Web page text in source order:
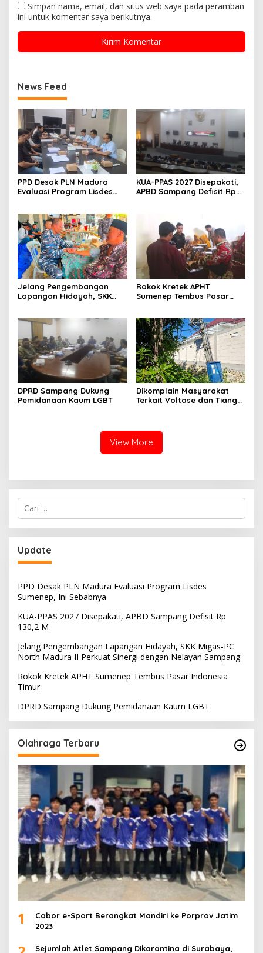
Simpan nama, email, dan situs web saya pada peramban
ini untuk komentar saya berikutnya.
News Feed
PPD Desak PLN Madura
Evaluasi Program Lisdes
KUA-PPAS 2027 Disepakati,
APBD Sampang Defisit Rp
Jelang Pengembangan
Lapangan Hidayah, SKK
Nelayan Sampang
Rokok Kretek APHT
Sumenep Tembus Pasar
DPRD Sampang Dukung
Pemidanaan Kaum LGBT
Dikomplain Masyarakat
Terkait Voltase dan Tiang
View More
Cari
untuk:
Update
PPD Desak PLN Madura Evaluasi Program Lisdes
Sumenep, Ini Sebabnya
KUA-PPAS 2027 Disepakati, APBD Sampang Defisit Rp
130,2 M
Jelang Pengembangan Lapangan Hidayah, SKK Migas-PC
North Madura II Perkuat Sinergi dengan Nelayan Sampang
Rokok Kretek APHT Sumenep Tembus Pasar Indonesia
Timur
DPRD Sampang Dukung Pemidanaan Kaum LGBT
Olahraga Terbaru
1
Cabor e-Sport Berangkat Mandiri ke Porprov Jatim
2023
Sejumlah Atlet Sampang Dikarantina di Surabaya,